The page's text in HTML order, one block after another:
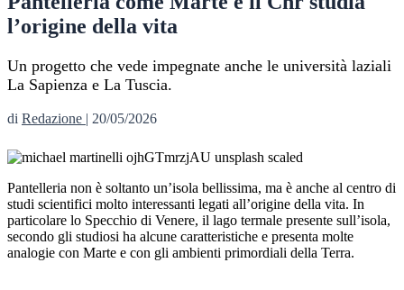
l’origine della vita
Un progetto che vede impegnate anche le università laziali
La Sapienza e La Tuscia.
di Redazione | 20/05/2026
Pantelleria non è soltanto un’isola bellissima, ma è anche al centro di
studi scientifici molto interessanti legati all’origine della vita. In
particolare lo Specchio di Venere, il lago termale presente sull’isola,
secondo gli studiosi ha alcune caratteristiche e presenta molte
analogie con Marte e con gli ambienti primordiali della Terra.